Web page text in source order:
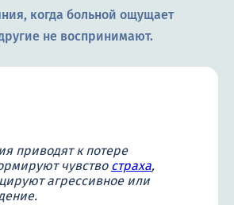
когда больной ощущает
не воспринимают.
приводят к потере
чувство страха,
агрессивное или